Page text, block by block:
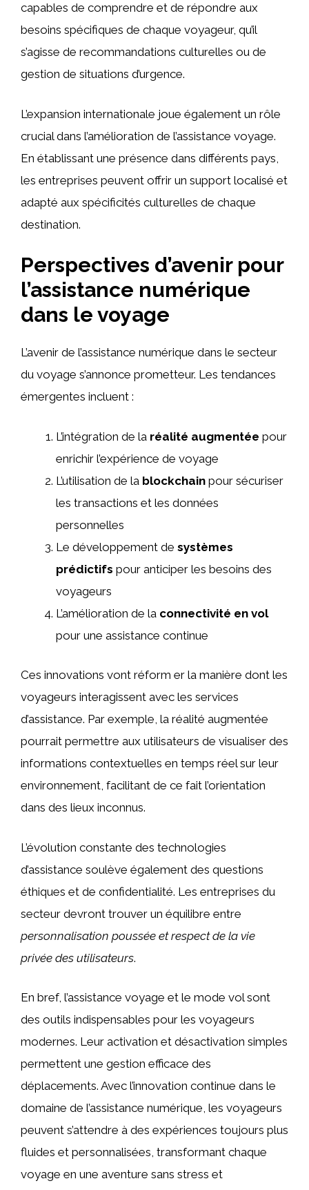
capables de comprendre et de répondre aux
besoins spécifiques de chaque voyageur, qu’il
s’agisse de recommandations culturelles ou de
gestion de situations d’urgence.
L’expansion internationale joue également un rôle
crucial dans l’amélioration de l’assistance voyage.
En établissant une présence dans différents pays,
les entreprises peuvent offrir un support localisé et
adapté aux spécificités culturelles de chaque
destination.
Perspectives d’avenir pour
l’assistance numérique
dans le voyage
L’avenir de l’assistance numérique dans le secteur
du voyage s’annonce prometteur. Les tendances
émergentes incluent :
L’intégration de la réalité augmentée pour
enrichir l’expérience de voyage
L’utilisation de la blockchain pour sécuriser
les transactions et les données
personnelles
Le développement de systèmes
prédictifs pour anticiper les besoins des
voyageurs
L’amélioration de la connectivité en vol
pour une assistance continue
Ces innovations vont réform er la manière dont les
voyageurs interagissent avec les services
d’assistance. Par exemple, la réalité augmentée
pourrait permettre aux utilisateurs de visualiser des
informations contextuelles en temps réel sur leur
environnement, facilitant de ce fait l’orientation
dans des lieux inconnus.
L’évolution constante des technologies
d’assistance soulève également des questions
éthiques et de confidentialité. Les entreprises du
secteur devront trouver un équilibre entre
personnalisation poussée et respect de la vie
privée des utilisateurs.
En bref, l’assistance voyage et le mode vol sont
des outils indispensables pour les voyageurs
modernes. Leur activation et désactivation simples
permettent une gestion efficace des
déplacements. Avec l’innovation continue dans le
domaine de l’assistance numérique, les voyageurs
peuvent s’attendre à des expériences toujours plus
fluides et personnalisées, transformant chaque
voyage en une aventure sans stress et